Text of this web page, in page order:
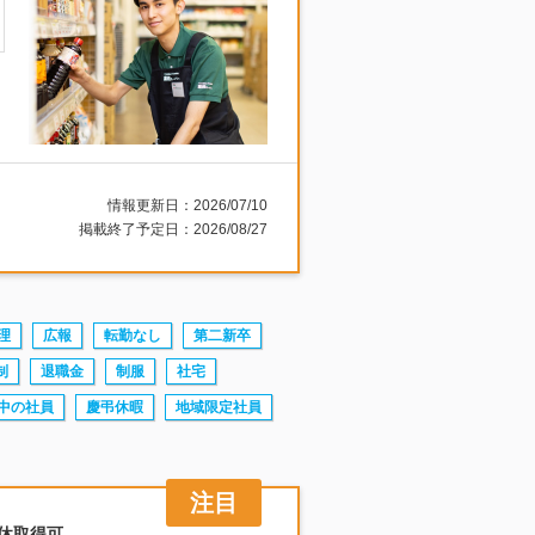
情報更新日：2026/07/10
掲載終了予定日：2026/08/27
広報 転勤なし 第二新卒
退職金 制服 社宅
の社員 慶弔休暇 地域限定社員